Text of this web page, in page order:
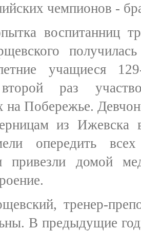
чемпионов -
учащиеся
раз
на Побережье.
из Ижевска
опередить
привезли домой
тренер-
В предыдущие